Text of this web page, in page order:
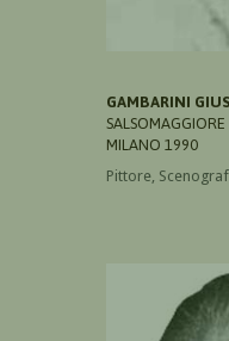
GAMBARINI
MILANO 1990
Pittore,